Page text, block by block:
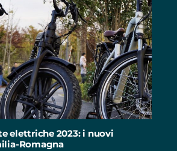
elettriche 2023: i nuovi
Romagna